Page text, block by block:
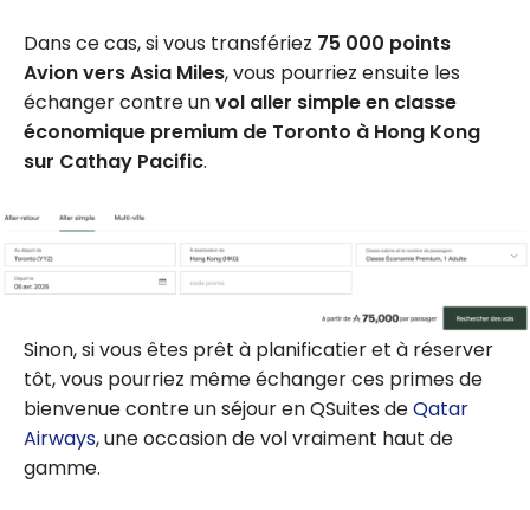
Dans ce cas, si vous transfériez 75 000 points
Avion vers Asia Miles, vous pourriez ensuite les
échanger contre unvol aller simple en classe
économique premium de Toronto à Hong Kong
sur Cathay Pacific.
Sinon, si vous êtes prêt à planificatier et à réserver
tôt, vous pourriez même échanger ces primes de
bienvenue contre un séjour en QSuites deQatar
Airways, une occasion de vol vraiment haut de
gamme.